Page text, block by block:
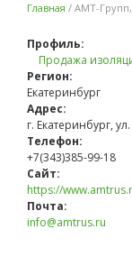
Вы здесь
Главная / АМТ-
Профиль:
Продажа
Регион:
Екатеринбург
Адрес:
г. Екатеринбург,
Телефон:
+7(343)385-99-18
Сайт:
https://
Почта:
info@amtrus.ru